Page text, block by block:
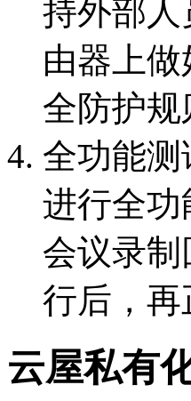
持外部
由器上
全防护
全功能
进行全
会议录
行后，
云屋私有